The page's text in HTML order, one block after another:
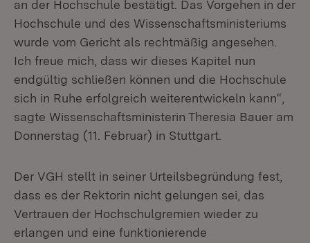
an der Hochschule bestätigt. Das Vorgehen in der
Hochschule und des Wissenschaftsministeriums
wurde vom Gericht als rechtmäßig angesehen.
Ich freue mich, dass wir dieses Kapitel nun
endgültig schließen können und die Hochschule
sich in Ruhe erfolgreich weiter­entwickeln kann“,
sagte Wissenschaftsministerin Theresia Bauer am
Donnerstag (11. Februar) in Stuttgart.
Der VGH stellt in seiner Urteilsbegründung fest,
dass es der Rektorin nicht ge­lungen sei, das
Vertrauen der Hochschulgremien wieder zu
erlangen und eine funktionierende